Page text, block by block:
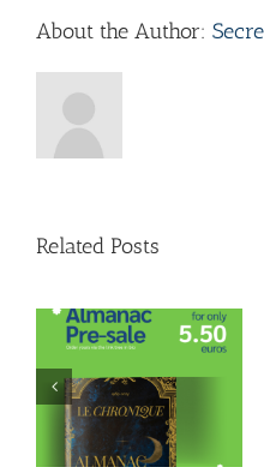
About the Author:
Related Posts
Lustrum Week
Inschrijving | 1989-
2024